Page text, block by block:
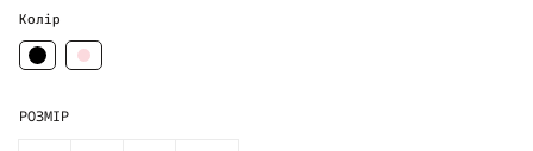
Колір
РОЗМІР